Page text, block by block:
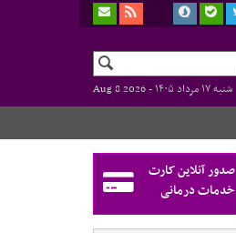
شنبه ۱۷ مرداد ۱۴۰۵ -
Aug 8 2026
صدور آنلاین کارت
خدمات درمانی